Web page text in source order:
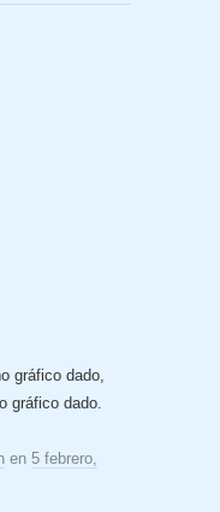
gráfico dado,
gráfico dado.
en 5 febrero,